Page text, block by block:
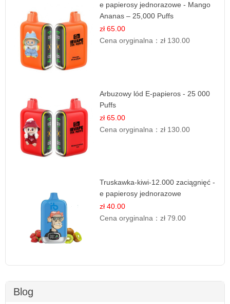
e papierosy jednorazowe - Mango
Ananas – 25,000 Puffs
zł 65.00
Cena oryginalna：zł 130.00
Arbuzowy lód E-papieros - 25 000
Puffs
zł 65.00
Cena oryginalna：zł 130.00
Truskawka-kiwi-12.000 zaciągnięć -
e papierosy jednorazowe
zł 40.00
Cena oryginalna：zł 79.00
Blog